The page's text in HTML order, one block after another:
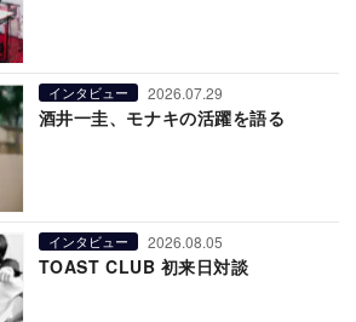
インタビュー 2026.07.29
酒井一圭、モナキの活躍を語る
インタビュー 2026.08.05
TOAST CLUB 初来日対談